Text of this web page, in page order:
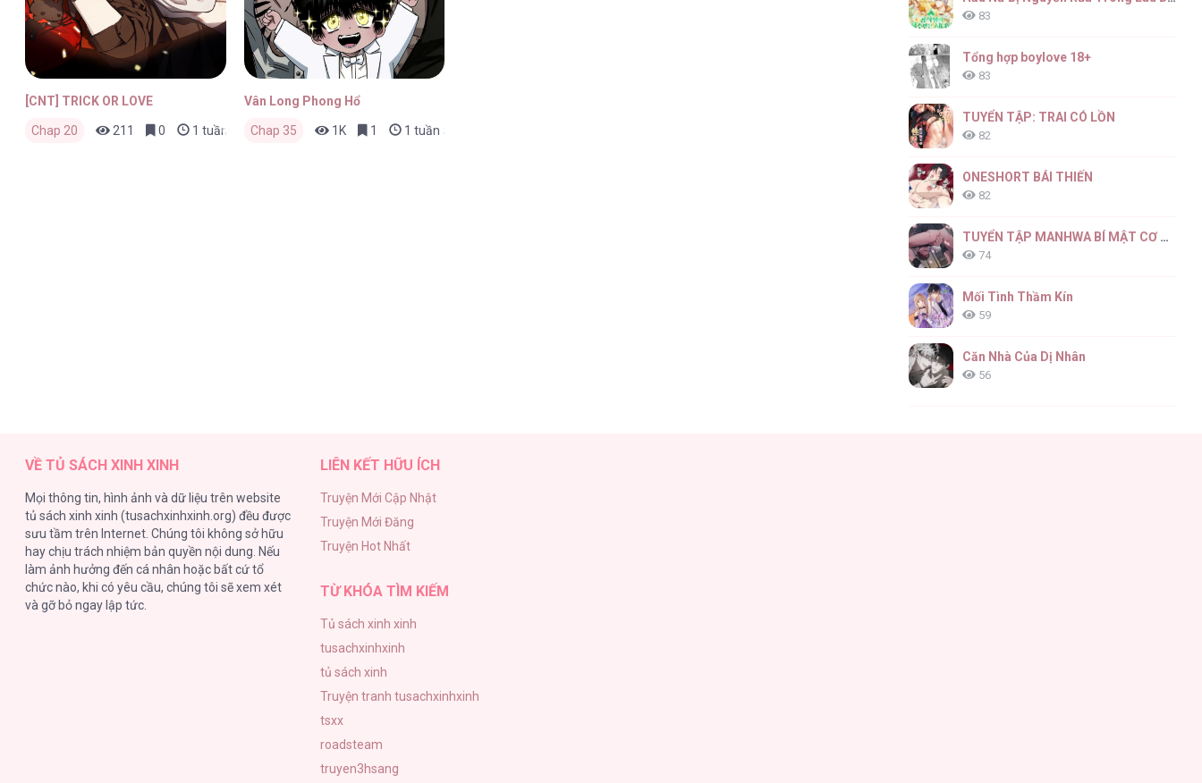
[CNT] TRICK OR LOVE
Chap 20 211 0 1 tuần trước
Vân Long Phong Hổ
Chap 35 1K 1 1 tuần trước
83
Tổng hợp boylove 18+
83
TUYỂN TẬP: TRAI CÓ LỒN
82
ONESHORT BÁI THIẾN
82
TUYỂN TẬP MANHWA BÍ MẬT CƠ THỂ
74
Mối Tình Thầm Kín
59
Căn Nhà Của Dị Nhân
56
VỀ TỦ SÁCH XINH XINH
Mọi thông tin, hình ảnh và dữ liệu trên website
tủ sách xinh xinh (tusachxinhxinh.org) đều được
sưu tầm trên Internet. Chúng tôi không sở hữu
hay chịu trách nhiệm bản quyền nội dung. Nếu
làm ảnh hưởng đến cá nhân hoặc bất cứ tổ
chức nào, khi có yêu cầu, chúng tôi sẽ xem xét
và gỡ bỏ ngay lập tức.
LIÊN KẾT HỮU ÍCH
Truyện Mới Cập Nhật
Truyện Mới Đăng
Truyện Hot Nhất
TỪ KHÓA TÌM KIẾM
Tủ sách xinh xinh
tusachxinhxinh
tủ sách xinh
Truyện tranh tusachxinhxinh
tsxx
roadsteam
truyen3hsang